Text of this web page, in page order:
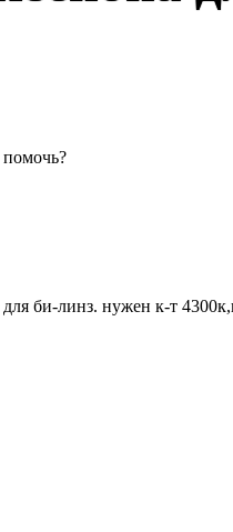
би-линз. нужен к-т